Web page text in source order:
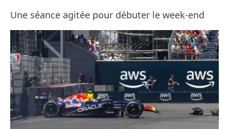
Une séance agitée pour débuter le week-end